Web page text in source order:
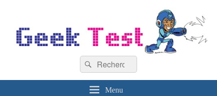
Recherche :
Rechercher
Menu